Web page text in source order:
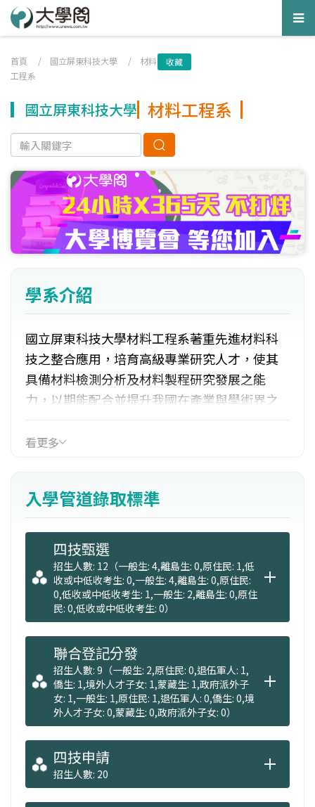
首頁 / 國立屏東科技大學 / 材料
工程系
收藏
國立屏東科技大學 材料工程系
學系介紹
國立屏東科技大學材料工程系著重先進材料科
技之整合應用，培育高級專業研究人才，使其
具備材料檢測分析及材料製程研究發展之能
力，以期能配合並提升我國在產業與學術界之
足工業界所需之材料科技研發與製程整合人
等之研究和人才培育的環境。其前身為先進材
料學士學位學程於106學年度開始招生，於111
學年度更名為材料工程系。
看更多
入學管道錄取標準
四技甄選
招生人數: 12（一般生: 4,離島生: 0,原住民: 1,低
收或中低收考生: 0,一般生: 4,離島生: 0,原住民:
0,低收或中低收考生: 1,一般生: 2,離島生: 0,原住
民: 0,低收或中低收考生: 0）
聯合登記分發
招生人數: 9（一般生: 2,原住民: 0,退伍軍人: 1,
僑生: 1,境外人才子女: 1,蒙藏生: 1,政府派外子
女: 1,一般生: 1,原住民: 1,退伍軍人: 0,僑生: 0,境
外人才子女: 0,蒙藏生: 0,政府派外子女: 0）
四技申請
招生人數: 20